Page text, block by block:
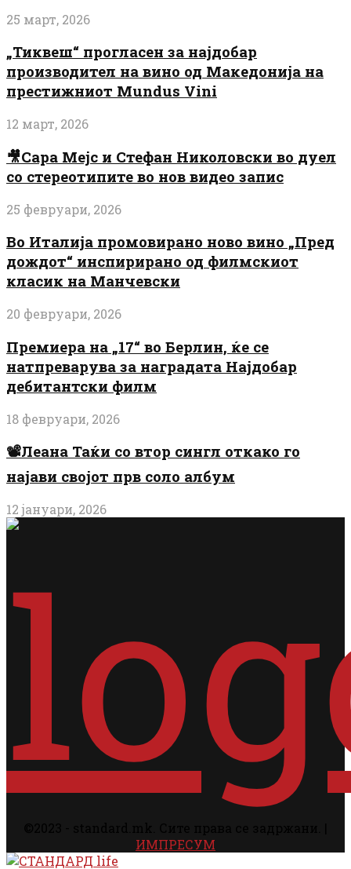
25 март, 2026
„Тиквеш“ прогласен за најдобар
производител на вино од Македонија на
престижниот Mundus Vini
12 март, 2026
🎥Сара Мејс и Стефан Николовски во дуел
со стереотипите во нов видео запис
25 февруари, 2026
Во Италија промовирано ново вино „Пред
дождот“ инспирирано од филмскиот
класик на Манчевски
20 февруари, 2026
Премиера на „17“ во Берлин, ќе се
натпреварува за наградата Најдобар
дебитантски филм
18 февруари, 2026
📽️Леана Таќи со втор сингл откако го
најави својот прв соло албум
12 јануари, 2026
ИМПРЕСУМ
Facebook
Instagram
Email
Rss